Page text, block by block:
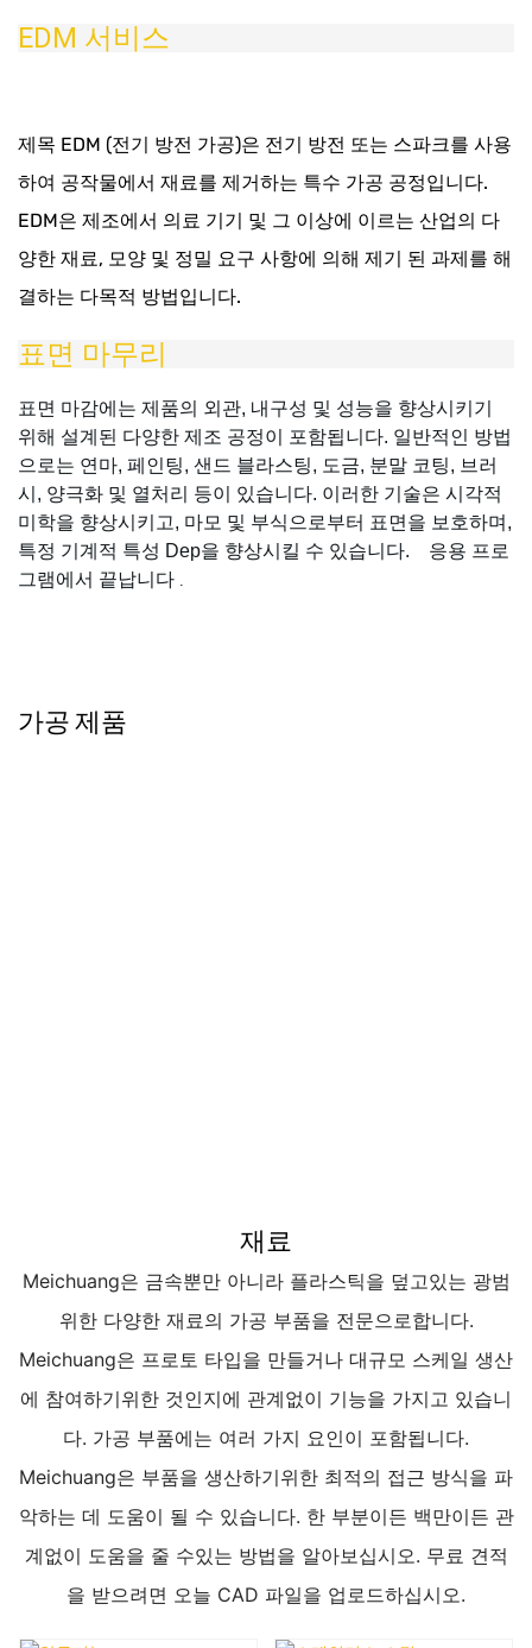
EDM 서비스
제목 EDM (전기 방전 가공)은 전기 방전 또는 스파크를 사용
하여 공작물에서 재료를 제거하는 특수 가공 공정입니다.
EDM은 제조에서 의료 기기 및 그 이상에 이르는 산업의 다
양한 재료, 모양 및 정밀 요구 사항에 의해 제기 된 과제를 해
결하는 다목적 방법입니다.
표면 마무리
표면 마감에는 제품의 외관, 내구성 및 성능을 향상시키기
위해 설계된 다양한 제조 공정이 포함됩니다. 일반적인 방법
으로는 연마, 페인팅, 샌드 블라스팅, 도금, 분말 코팅, 브러
시, 양극화 및 열처리 등이 있습니다. 이러한 기술은 시각적
미학을 향상시키고, 마모 및 부식으로부터 표면을 보호하며,
특정 기계적 특성 Dep을 향상시킬 수 있습니다. 응용 프로
그램에서 끝납니다
가공 제품
재료
Meichuang은 금속뿐만 아니라 플라스틱을 덮고있는 광범
위한 다양한 재료의 가공 부품을 전문으로합니다.
Meichuang은 프로토 타입을 만들거나 대규모 스케일 생산
에 참여하기위한 것인지에 관계없이 기능을 가지고 있습니
다. 가공 부품에는 여러 가지 요인이 포함됩니다.
Meichuang은 부품을 생산하기위한 최적의 접근 방식을 파
악하는 데 도움이 될 수 있습니다. 한 부분이든 백만이든 관
계없이 도움을 줄 수있는 방법을 알아보십시오. 무료 견적
을 받으려면 오늘 CAD 파일을 업로드하십시오.